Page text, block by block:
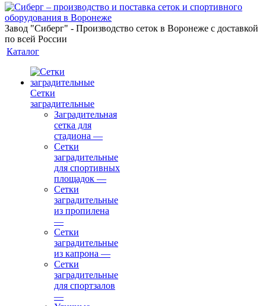
Завод "Сиберг" - Производство сеток в Воронеже с доставкой
по всей России
Каталог
Сетки
заградительные
Заградительная
сетка для
стадиона —
Сетки
заградительные
для спортивных
площадок —
Сетки
заградительные
из пропилена
—
Сетки
заградительные
из капрона —
Сетки
заградительные
для спортзалов
—